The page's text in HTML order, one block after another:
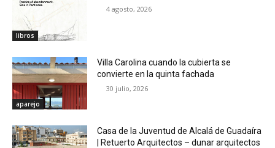
libros
4 agosto, 2026
aparejo
Villa Carolina cuando la cubierta se
convierte en la quinta fachada
30 julio, 2026
Casa de la Juventud de Alcalá de Guadaíra
| Retuerto Arquitectos – dunar arquitectos